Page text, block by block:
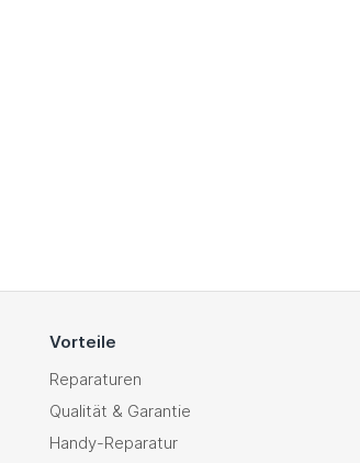
Vorteile
Reparaturen
Qualität & Garantie
Handy-Reparatur